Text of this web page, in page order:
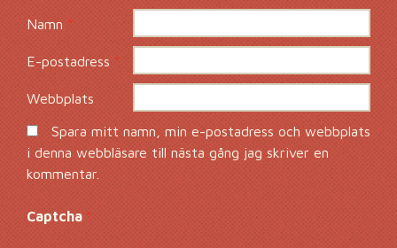
Namn*
E-postadress*
Webbplats
Spara mitt namn, min e-postadress och webbplats
i denna webbläsare till nästa gång jag skriver en
kommentar.
Captcha*